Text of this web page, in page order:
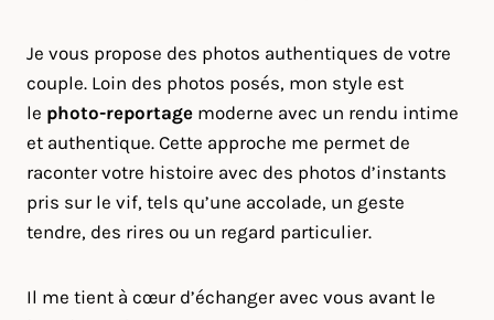
Je vous propose des photos authentiques de votre
couple. Loin des photos posés, mon style est
le photo-reportage moderne avec un rendu intime
et authentique. Cette approche me permet de
raconter votre histoire avec des photos d’instants
pris sur le vif, tels qu’une accolade, un geste
tendre, des rires ou un regard particulier.
Il me tient à cœur d’échanger avec vous avant le